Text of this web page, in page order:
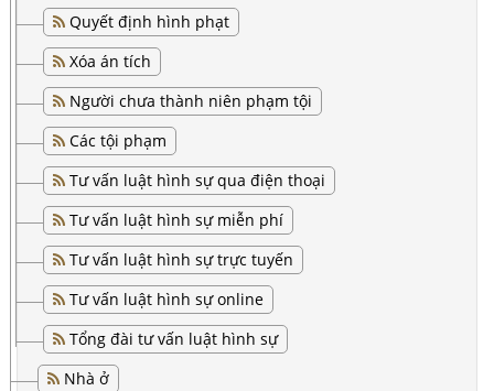
Quyết định hình phạt
Xóa án tích
Người chưa thành niên phạm tội
Các tội phạm
Tư vấn luật hình sự qua điện thoại
Tư vấn luật hình sự miễn phí
Tư vấn luật hình sự trực tuyến
Tư vấn luật hình sự online
Tổng đài tư vấn luật hình sự
Nhà ở